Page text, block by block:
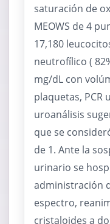
saturación de
MEOWS de 4
17,180
neutrofílico (
mg/dL con
plaquetas, PCR
uroanálisis
que se
de 1. Ante la
urinario se
administración
espectro,
cristaloides a